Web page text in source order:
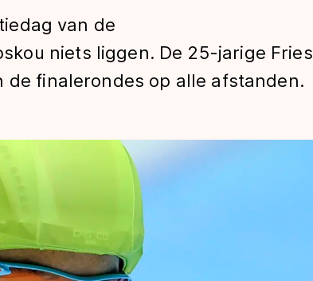
van de
niets liggen. De 25-jarige Fries
de finalerondes op alle afstanden.